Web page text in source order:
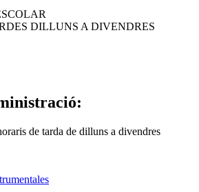
DILLUNS A DIVENDRES
de tarda de dilluns a divendres